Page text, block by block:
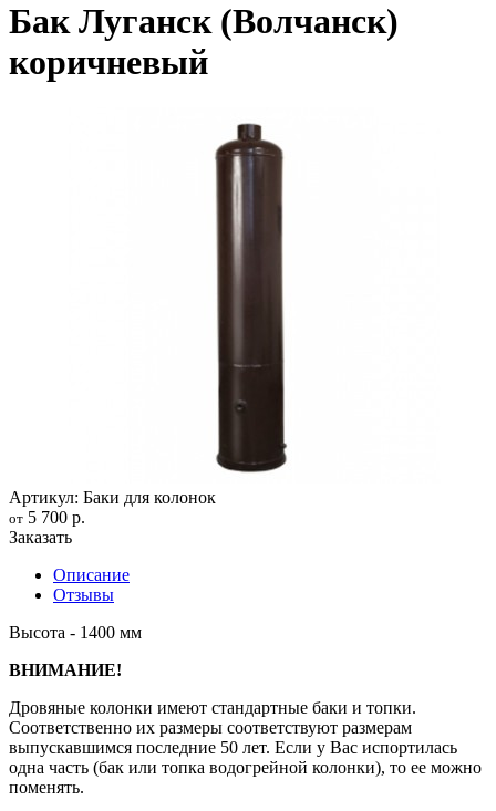
Бак Луганск (Волчанск)
коричневый
Артикул: Баки для колонок
от 5 700 р.
Заказать
Описание
Отзывы
Высота - 1400 мм
ВНИМАНИЕ!
Дровяные колонки имеют стандартные баки и топки.
Соответственно их размеры соответствуют размерам
выпускавшимся последние 50 лет. Если у Вас испортилась
одна часть (бак или топка водогрейной колонки), то ее можно
поменять.